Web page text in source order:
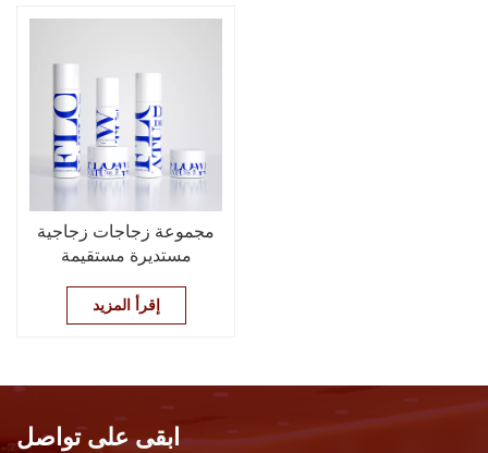
مجموعة زجاجات زجاجية
مستديرة مستقيمة
إقرأ المزيد
ابقى على تواصل